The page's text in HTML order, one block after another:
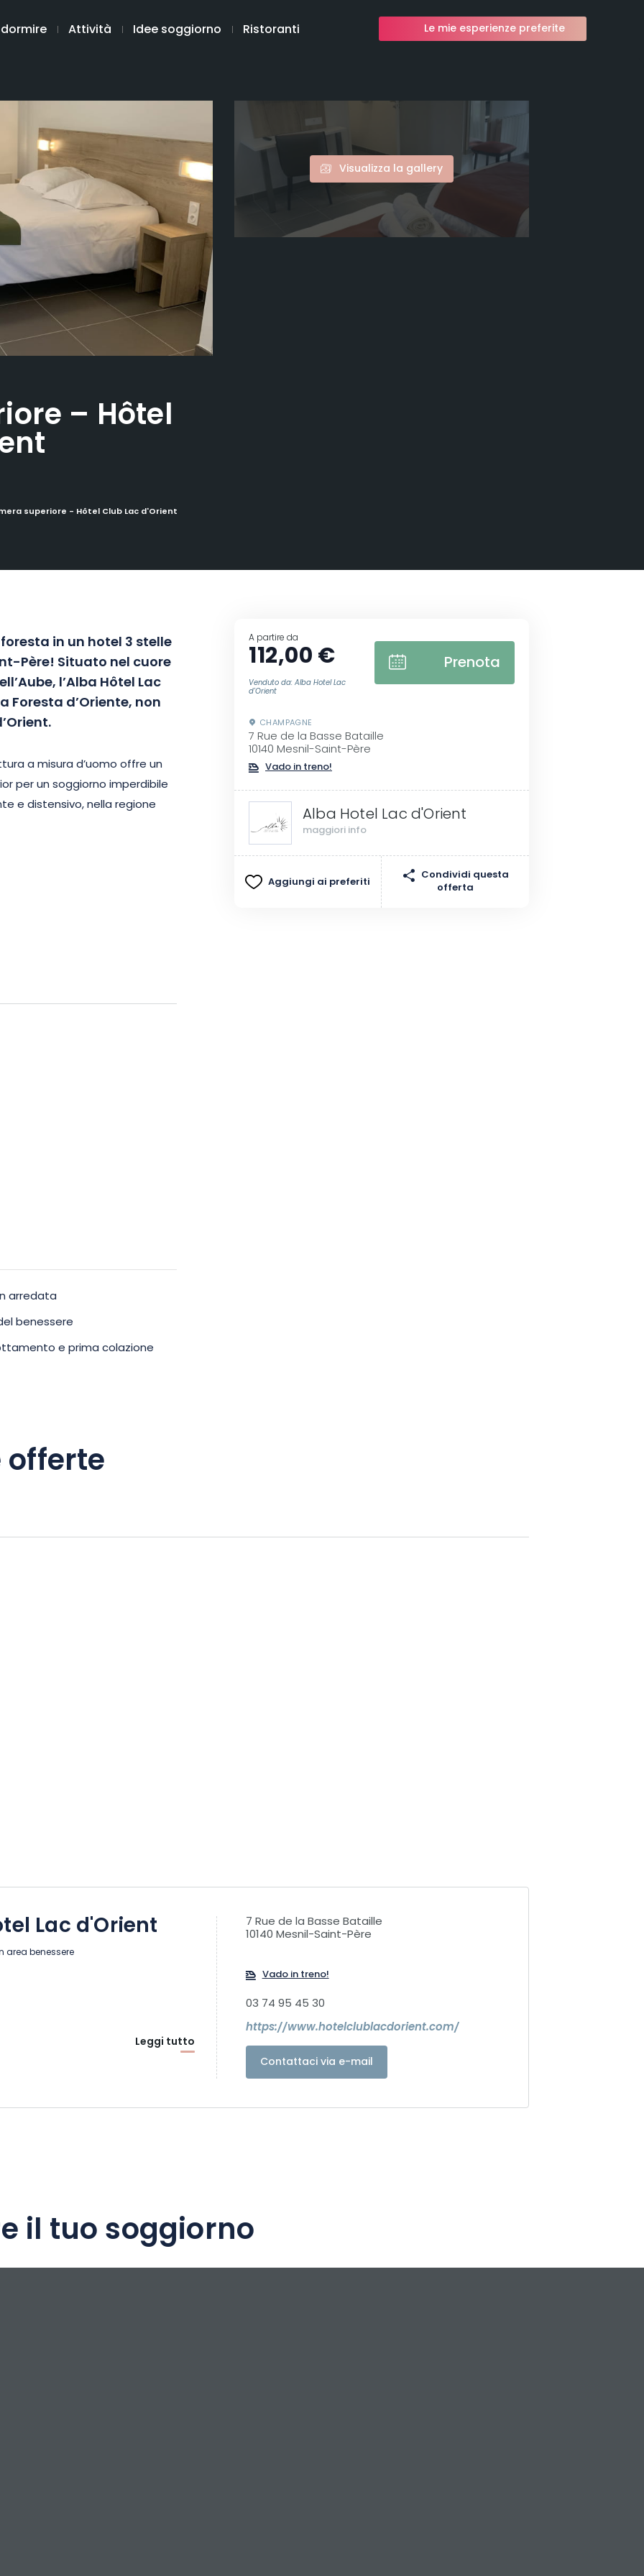
Attività Idee soggiorno Ristoranti Le mie esperienze preferite
Visualizza la gallery
– Hôtel
superiore - Hôtel Club Lac d'Orient
in un hotel 3 stelle
Père! Situato nel cuore
l’Alba Hôtel Lac
Foresta d’Oriente, non
a misura d’uomo offre un
per un soggiorno imperdibile
e distensivo, nella regione
che offre agli ospiti, l’hotel
con canali TNT, bagno
scrivania, armadio o
gratuita.
giardino. Su richiesta sono
(160×190) o 2 letti singoli
una culla, disponibile in
una piscina interna
solarium, una vasca
in camera
colazione e il parcheggio
dell’Alba Hôtel Lac
arredata
benessere
e prima colazione
A partire da
112,00 €
Venduto da: Alba Hotel Lac
d'Orient
Prenota
CHAMPAGNE
7 Rue de la Basse Bataille
10140 Mesnil-Saint-Père
Vado in treno!
Alba Hotel Lac d'Orient
maggiori info
Aggiungi ai preferiti
Condividi questa
offerta
offerte
Lac d'Orient
area benessere
Leggi tutto
7 Rue de la Basse Bataille
10140 Mesnil-Saint-Père
Vado in treno!
03 74 95 45 30
https://www.hotelclublacdorient.com/
Contattaci via e-mail
il tuo soggiorno